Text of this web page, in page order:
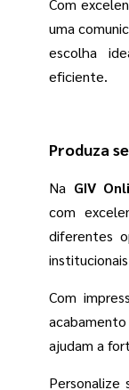
Com
uma
escolha
eficiente.
Produza
Na GIV
com
diferentes
Com
ajudam a
Personalize